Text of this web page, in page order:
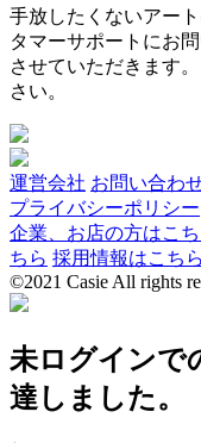
手放したくないアー
タマーサポートにお
させていただきます
さい。
運営会社 お問い合わ
プライバシーポリシー
企業、お店の方はこ
ちら 採用情報はこちら
©2021 Casie All rights
未ログインで
達しました。